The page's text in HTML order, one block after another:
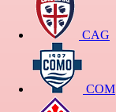
CAG
COM